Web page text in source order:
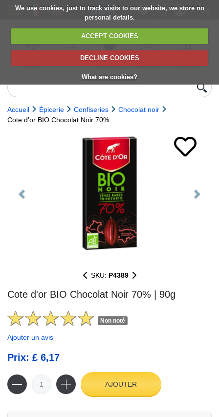
We use cookies, just to track visits to our website, we store no
personal details.
ACCEPT COOKIES
DECLINE COOKIES
What are cookies?
delivery
6,000+ products
Direct import
from Europe
Choose your
delivery date
next orders
Accueil Épicerie Confiseries
Chocolat noir
Cote d'or BIO Chocolat Noir 70%
SKU: P4389
Cote d'or BIO Chocolat Noir 70% | 90g
Non noté
Ajouter un avis
Prix: £ 6,17
AJOUTER